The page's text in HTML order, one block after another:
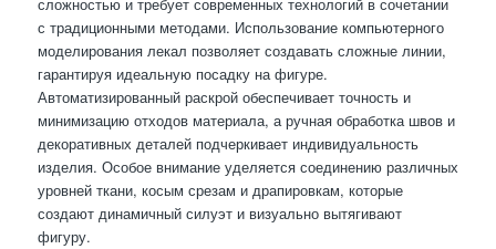
с традиционными методами. Использование компьютерного
моделирования лекал позволяет создавать сложные линии,
гарантируя идеальную посадку на фигуре.
Автоматизированный раскрой обеспечивает точность и
минимизацию отходов материала, а ручная обработка швов и
декоративных деталей подчеркивает индивидуальность
изделия. Особое внимание уделяется соединению различных
уровней ткани, косым срезам и драпировкам, которые
создают динамичный силуэт и визуально вытягивают
фигуру.